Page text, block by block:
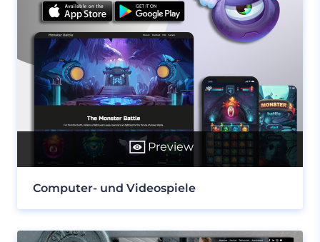
Preview
Computer- und Videospiele